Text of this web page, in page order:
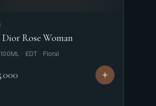
Dior Rose Woman
· EDT · Floral